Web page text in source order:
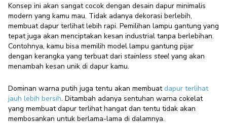
Konsep ini akan sangat cocok dengan desain dapur minimalis
modern yang kamu mau. Tidak adanya dekorasi berlebih,
membuat dapur terlihat lebih rapi. Pemilihan lampu gantung yang
tepat juga akan menciptakan kesan industrial tanpa berlebihan.
Contohnya, kamu bisa memilih model lampu gantung pijar
dengan kerangka yang terbuat dari stainless steel yang akan
menambah kesan unik di dapur kamu.
Dominan warna putih juga tentu akan membuatdapur terlihat
jauh lebih bersih. Ditambah adanya sentuhan warna cokelat
yang membuat dapur terlihat hangat dan tentu tidak akan
membosankan untuk berlama-lama di dalamnya.